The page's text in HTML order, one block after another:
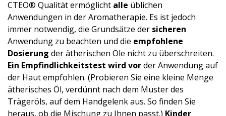
CTEO® Qualität ermöglicht alle üblichen
Anwendungen in der Aromatherapie. Es ist jedoch
immer notwendig, die Grundsätze der sicheren
Anwendung zu beachten und die empfohlene
Dosierung der ätherischen Öle nicht zu überschreiten.
Ein Empfindlichke­itstest wird vorder Anwendung auf
der Haut empfohlen. (Probieren Sie eine kleine Menge
ätherisches Öl, verdünnt nach dem Muster des
Trägeröls, auf dem Handgelenk aus. So finden Sie
heraus, ob die Mischung zu Ihnen passt.) Kinder